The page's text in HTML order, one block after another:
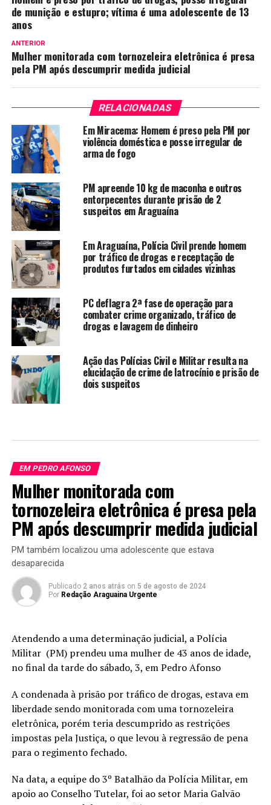
de munição e estupro; vítima é uma adolescente de 13
anos
ANTERIOR
Mulher monitorada com tornozeleira eletrônica é presa
pela PM após descumprir medida judicial
RELACIONADAS
Em Miracema: Homem é preso pela PM por
violência doméstica e posse irregular de
arma de fogo
PM apreende 10 kg de maconha e outros
entorpecentes durante prisão de 2
suspeitos em Araguaína
Em Araguaína, Polícia Civil prende homem
por tráfico de drogas e receptação de
produtos furtados em cidades vizinhas
PC deflagra 2ª fase de operação para
combater crime organizado, tráfico de
drogas e lavagem de dinheiro
Ação das Polícias Civil e Militar resulta na
elucidação de crime de latrocínio e prisão de
dois suspeitos
EM PEDRO AFONSO
Mulher monitorada com
tornozeleira eletrônica é presa pela
PM após descumprir medida judicial
PM também localizou uma adolescente que estava
desaparecida
Publicado 2 anos atrás on 5 de agosto de 2024
Por Redação Araguaina Urgente
Atendendo a uma determinação judicial, a Polícia
Militar (PM) prendeu uma mulher de 43 anos de idade,
no final da tarde do sábado, 3, em Pedro Afonso
A condenada à prisão por tráfico de drogas, estava em
liberdade sendo monitorada com uma tornozeleira
eletrônica, porém teria descumprido as restrições
impostas pela Justiça, o que levou à regressão de pena
para o regimento fechado.
Na data, a equipe do 3º Batalhão da Polícia Militar, em
apoio ao Conselho Tutelar, foi ao setor Maria Galvão